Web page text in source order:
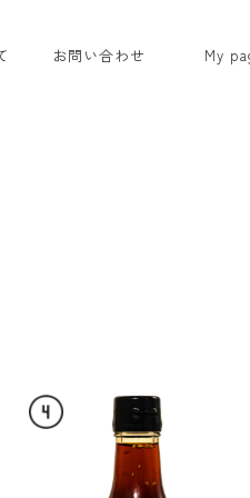
お問い合わせ My